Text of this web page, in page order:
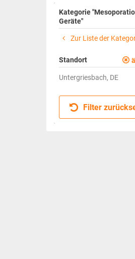
Kategorie
Geräte"
Zur Liste der
Standort
Untergriesbach, DE
Filter